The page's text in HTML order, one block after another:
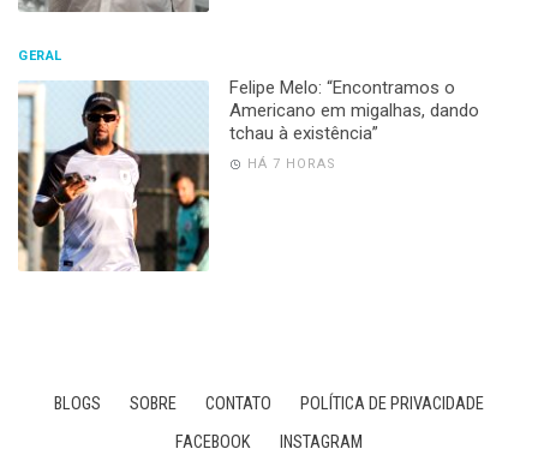
GERAL
Felipe Melo: “Encontramos o
Americano em migalhas, dando
tchau à existência”
HÁ 7 HORAS
BLOGS SOBRE CONTATO
POLÍTICA DE PRIVACIDADE
FACEBOOK
INSTAGRAM